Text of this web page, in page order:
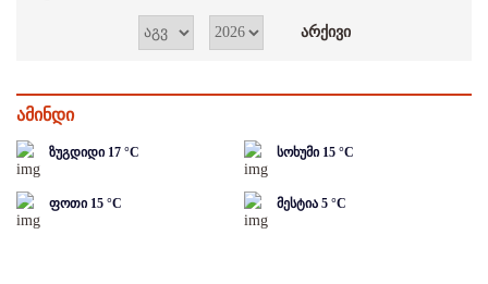
ამინდი
ზუგდიდი 17 °C სოხუმი 15 °C
ფოთი 15 °C მესტია 5 °C